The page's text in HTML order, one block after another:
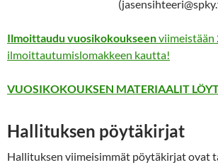
Ilmoittaudu vuosikokoukseenviimeistään
ilmoittautumislomakkeen kautta!
VUOSIKOKOUKSEN MATERIAALIT
Hallituksen pöytäkirjat
Hallituksen viimeisimmät pöytäkirjat ovat